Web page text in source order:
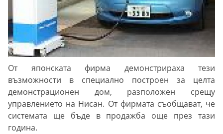
От японската фирма демонстрираха тези
възможности в специално построен за целта
демонстрационен дом, разположен срещу
управлението на Нисан. От фирмата съобщават, че
системата ще бъде в продажба още през тази
година.